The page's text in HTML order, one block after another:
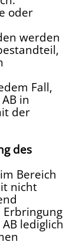
oder
werden
Fall,
in
der
des
Bereich
nicht
lediglich